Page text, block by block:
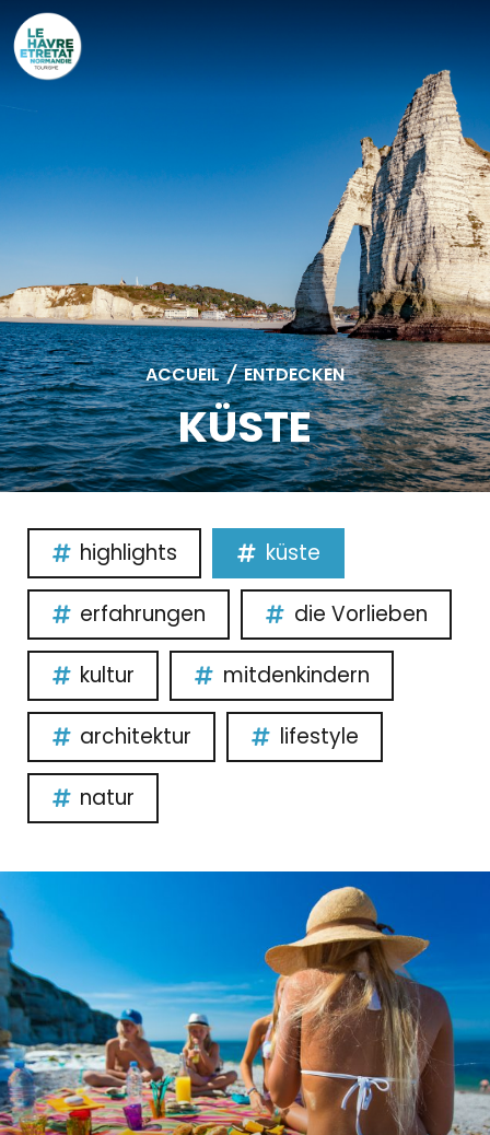
ACCUEIL / ENTDECKEN
KÜSTE
highlights küste
erfahrungen die Vorlieben
kultur mitdenkindern
architektur lifestyle
natur
Cookies management panel